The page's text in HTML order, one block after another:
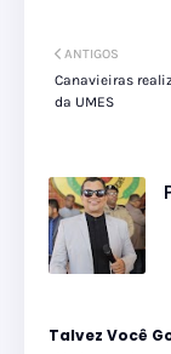
ANTIGOS
Canavieiras
da UMES
Talvez Você